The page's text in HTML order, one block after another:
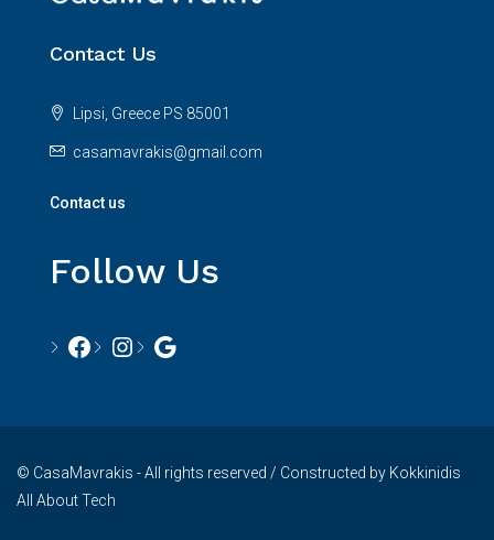
Contact Us
Lipsi, Greece PS 85001
casamavrakis@gmail.com
Contact us
Follow Us
© CasaMavrakis - All rights reserved / Constructed by Kokkinidis
All About Tech